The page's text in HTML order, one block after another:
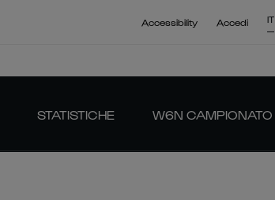
Accessibility Accedi IT
STATISTICHE W6N CAMPIONATO